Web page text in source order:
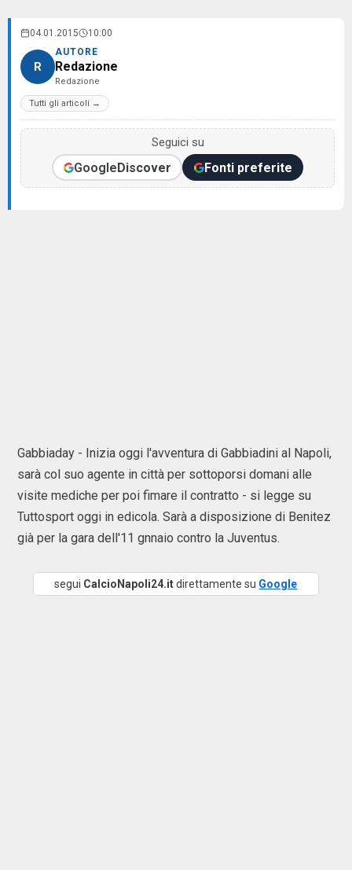
04.01.2015 10:00
R
AUTORE
Redazione
Redazione
Tutti gli articoli →
Seguici su
GoogleDiscover Fonti preferite
Gabbiaday - Inizia oggi l'avventura di Gabbiadini al Napoli,
sarà col suo agente in città per sottoporsi domani alle
visite mediche per poi fimare il contratto - si legge su
Tuttosport oggi in edicola. Sarà a disposizione di Benitez
già per la gara dell'11 gnnaio contro la Juventus.
segui CalcioNapoli24.itdirettamente su Google